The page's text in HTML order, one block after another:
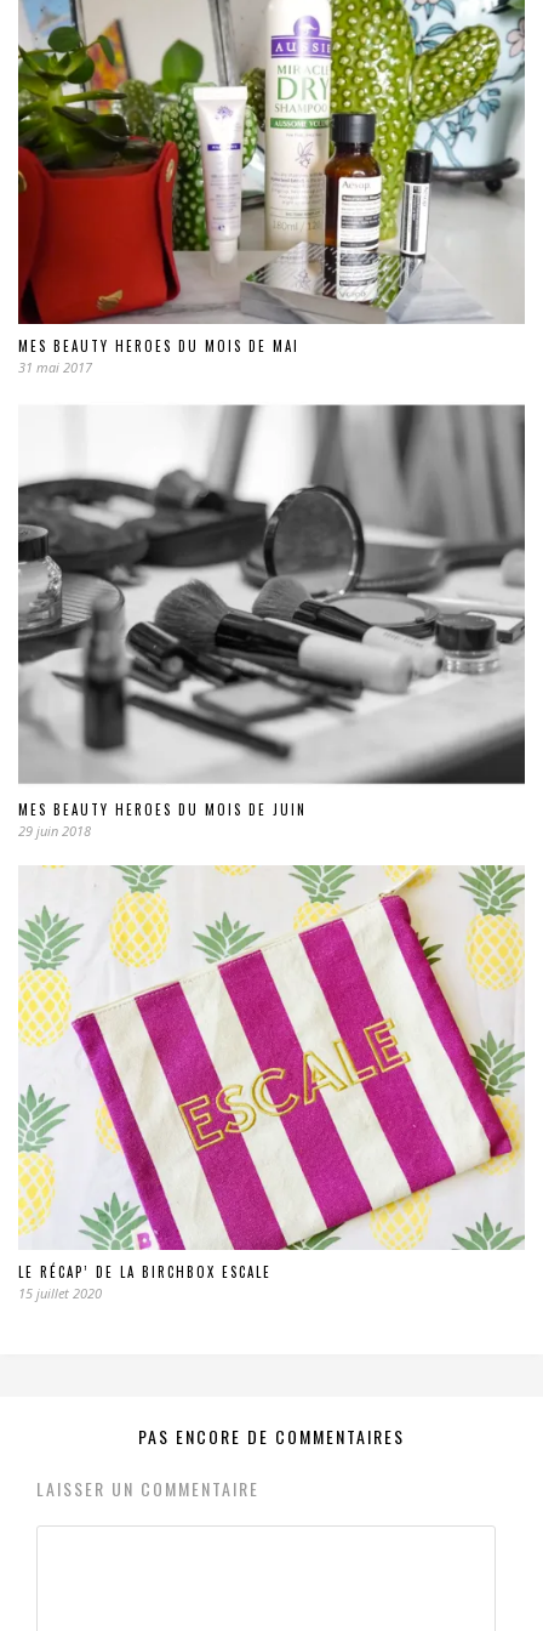
MES BEAUTY HEROES DU MOIS DE MAI
31 mai 2017
MES BEAUTY HEROES DU MOIS DE JUIN
29 juin 2018
LE RÉCAP’ DE LA BIRCHBOX ESCALE
15 juillet 2020
PAS ENCORE DE COMMENTAIRES
LAISSER UN COMMENTAIRE